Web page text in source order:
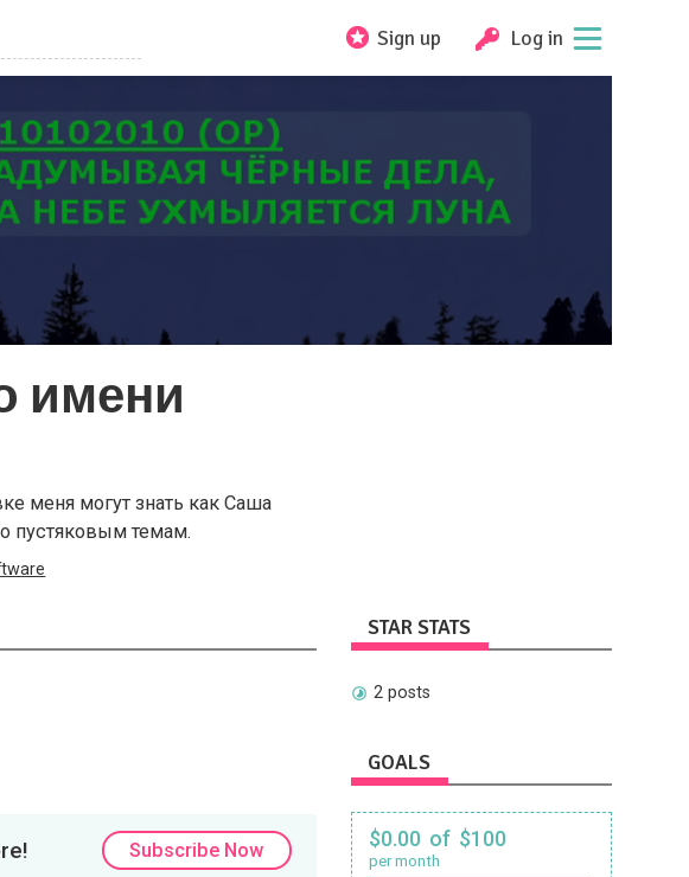
Sign up Log in
имени
меня могут знать как Саша
пустяковым темам.
Subscribe Now
STAR STATS
2 posts
GOALS
$0.00 of $100
per month